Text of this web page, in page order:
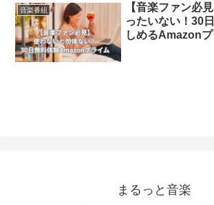
音楽番組
【音楽ファン必
ったいない！30
しめるAmazon
まるっと音楽